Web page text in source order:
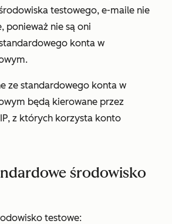
testowego, e-maile nie
ponieważ nie są oni
konta w
ze standardowego konta w
będą kierowane przez
z których korzysta konto
środowisko
testowe: